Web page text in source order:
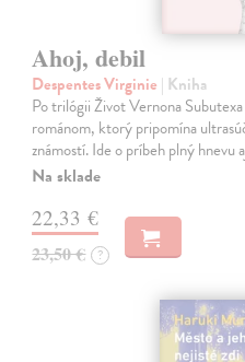
Ahoj, debil
Despentes Virginie | Kniha
Po trilógii Život Vernona
románom, ktorý pripomína
známostí. Ide o príbeh plný hnevu
Na sklade
22,33 €
23,50 € ?